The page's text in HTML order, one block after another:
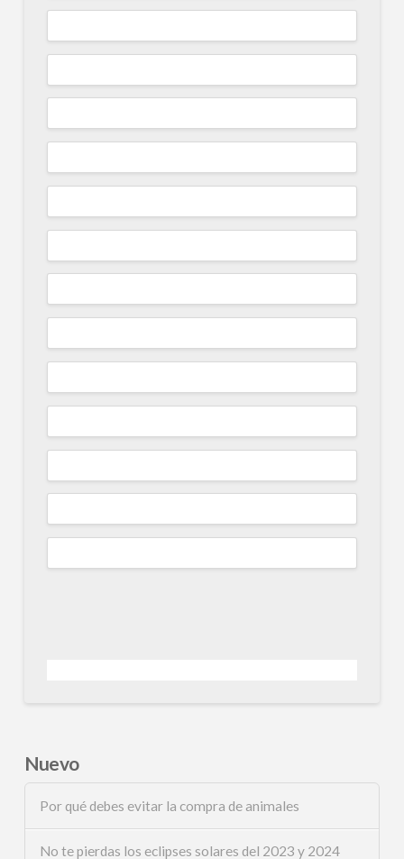
Nuevo
Por qué debes evitar la compra de animales
No te pierdas los eclipses solares del 2023 y 2024